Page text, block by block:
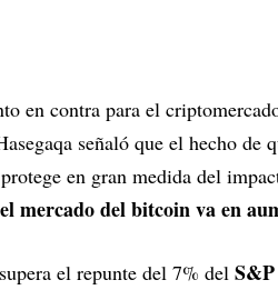
en contra para el
señaló que el hecho de
en gran medida del
mercado del bitcoin va en
el repunte del 7% del